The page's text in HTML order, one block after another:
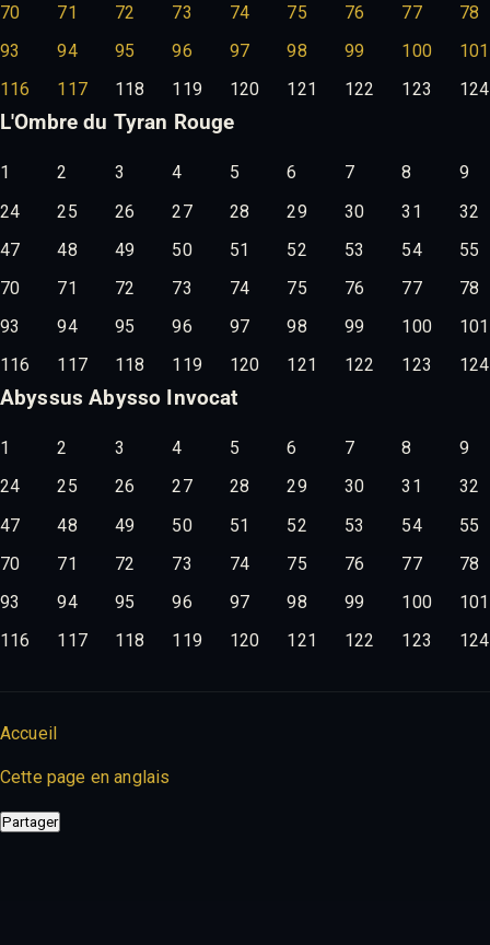
70
71 72 73 74 75 76 77
78
93
94 95 96 97 98 99 100
101
116
117 118 119 120 121 122 123 124
L'Ombre du Tyran Rouge
1 2 3 4 5 6 7 8
9
24
25 26 27 28 29 30 31
32
47
48 49 50 51 52 53 54
55
70
71 72 73 74 75 76 77
78
93
94 95 96 97 98 99 100
101
116
117 118 119 120 121 122 123 124
Abyssus Abysso Invocat
1 2 3 4 5 6 7 8
9
24
25 26 27 28 29 30 31
32
47
48 49 50 51 52 53 54
55
70
71 72 73 74 75 76 77
78
93
94 95 96 97 98 99 100
101
116
117 118 119 120 121 122 123 124
Accueil
Cette page en anglais
Partager